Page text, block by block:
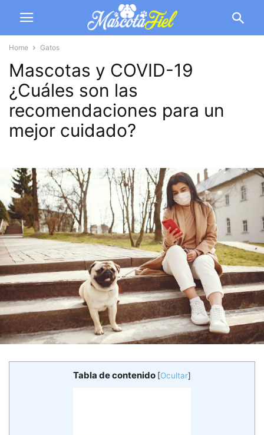
Home Gatos
Mascotas y COVID-19
¿Cuáles son las
recomendaciones para un
mejor cuidado?
Tabla de contenido [Ocultar]